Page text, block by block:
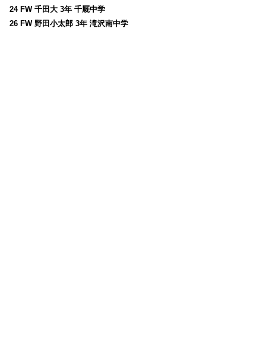
24 FW 千田大 3年 千厩中学
26 FW 野田小太郎 3年 滝沢南中学